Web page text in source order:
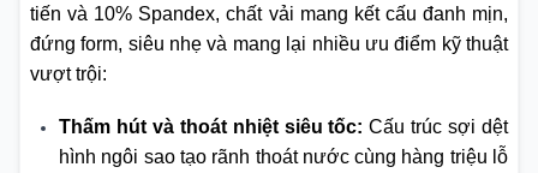
tiến và 10% Spandex, chất vải mang kết cấu đanh mịn,
đứng form, siêu nhẹ và mang lại nhiều ưu điểm kỹ thuật
vượt trội:
Thấm hút và thoát nhiệt siêu tốc:Cấu trúc sợi dệt
hình ngôi sao tạo rãnh thoát nước cùng hàng triệu lỗ